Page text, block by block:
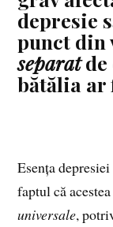
depresie
punct din
separat
bătălia ar
Esența
faptul că
universale,